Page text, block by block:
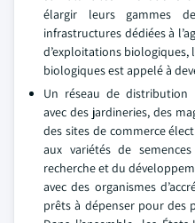
élargir leurs gammes
infrastructures dédiées à
d’exploitations biologiques,
biologiques est appelé à
Un réseau de distribution
avec des jardineries, des
des sites de commerce
aux variétés de
recherche et du
avec des organismes
prêts à dépenser pour des